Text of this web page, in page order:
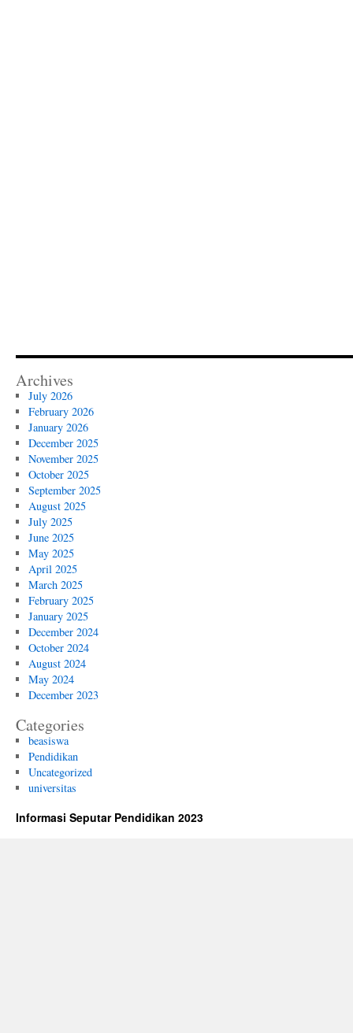
Archives
July 2026
February 2026
January 2026
December 2025
November 2025
October 2025
September 2025
August 2025
July 2025
June 2025
May 2025
April 2025
March 2025
February 2025
January 2025
December 2024
October 2024
August 2024
May 2024
December 2023
Categories
beasiswa
Pendidikan
Uncategorized
universitas
Informasi Seputar Pendidikan 2023